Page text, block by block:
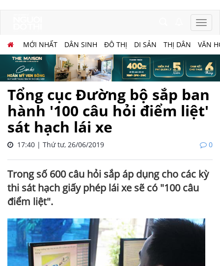
MỚI NHẤT DÂN SINH ĐÔ THỊ DI SẢN THỊ DÂN VĂN
Tổng cục Đường bộ sắp ban
hành '100 câu hỏi điểm liệt'
sát hạch lái xe
17:40 | Thứ tư, 26/06/2019 0
Trong số 600 câu hỏi sắp áp dụng cho các kỳ
thi sát hạch giấy phép lái xe sẽ có "100 câu
điểm liệt".